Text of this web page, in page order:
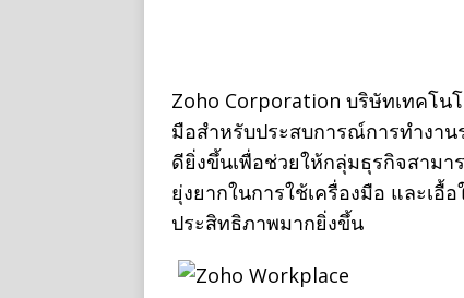
Zoho Corporation บริษัทเทคโน
มือสำหรับประสบการณ์การทำงา
ดียิ่งขึ้นเพื่อช่วยให้กลุ่มธุรกิจสามา
ยุ่งยากในการใช้เครื่องมือ และเอื้
ประสิทธิภาพมากยิ่งขึ้น